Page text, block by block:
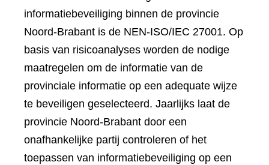
informatiebeveiliging binnen de provincie
Noord-Brabant is de NEN-ISO/IEC 27001. Op
basis van risicoanalyses worden de nodige
maatregelen om de informatie van de
provinciale informatie op een adequate wijze
te beveiligen geselecteerd. Jaarlijks laat de
provincie Noord-Brabant door een
onafhankelijke partij controleren of het
toepassen van informatiebeveiliging op een